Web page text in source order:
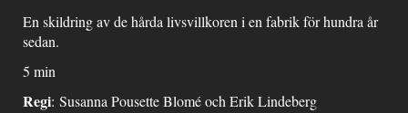
En skildring av de hårda livsvillkoren i en fabrik för hundra år
sedan.
5 min
Regi: Susanna Pousette Blomé och Erik Lindeberg